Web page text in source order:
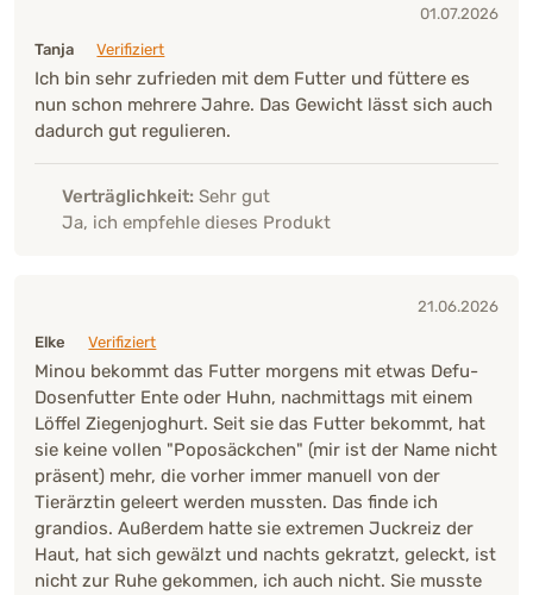
01.07.2026
Tanja
Verifiziert
Ich bin sehr zufrieden mit dem Futter und füttere es
nun schon mehrere Jahre. Das Gewicht lässt sich auch
dadurch gut regulieren.
Verträglichkeit: Sehr gut
Ja, ich empfehle dieses Produkt
21.06.2026
Elke
Verifiziert
Minou bekommt das Futter morgens mit etwas Defu-
Dosenfutter Ente oder Huhn, nachmittags mit einem
Löffel Ziegenjoghurt. Seit sie das Futter bekommt, hat
sie keine vollen "Poposäckchen" (mir ist der Name nicht
präsent) mehr, die vorher immer manuell von der
Tierärztin geleert werden mussten. Das finde ich
grandios. Außerdem hatte sie extremen Juckreiz der
Haut, hat sich gewälzt und nachts gekratzt, geleckt, ist
nicht zur Ruhe gekommen, ich auch nicht. Sie musste